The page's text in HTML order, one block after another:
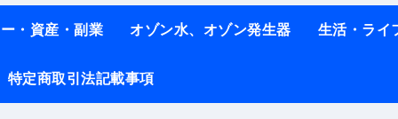
#shots
本当に効果ある？ #エクササイズ
・資産・副業 オゾン水、オゾン発生器 生活・ライ
特定商取引法記載事項